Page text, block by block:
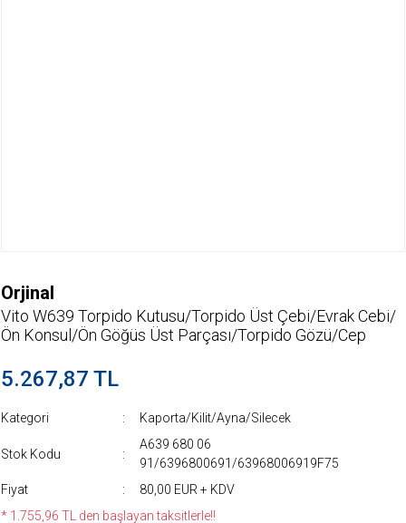
Orjinal
Vito W639 Torpido Kutusu/Torpido Üst Çebi/Evrak Cebi/
Ön Konsul/Ön Göğüs Üst Parçası/Torpido Gözü/Cep
5.267,87 TL
Kategori Kaporta/Kilit/Ayna/Silecek
Stok Kodu
A639 680 06
91/6396800691/63968006919F75
Fiyat
80,00 EUR + KDV
* 1.755,96 TL den başlayan taksitlerle!!